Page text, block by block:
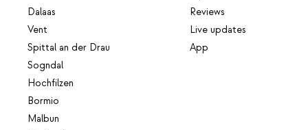
Dalaas
Vent
Spittal an der Drau
Sogndal
Hochfilzen
Bormio
Malbun
Reviews
Live updates
App